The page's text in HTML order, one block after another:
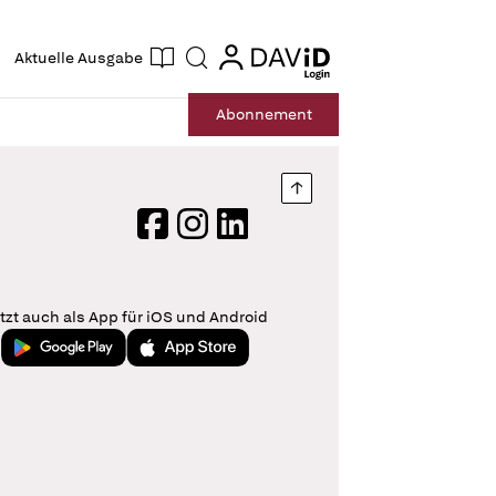
Aktuelle Ausgabe Suche login
login
Abonnement
Nach oben springen
FacebookInstagram
LinkedIn
auch als App für iOS und Android
Jetzt bei Google PlayLaden im App Store